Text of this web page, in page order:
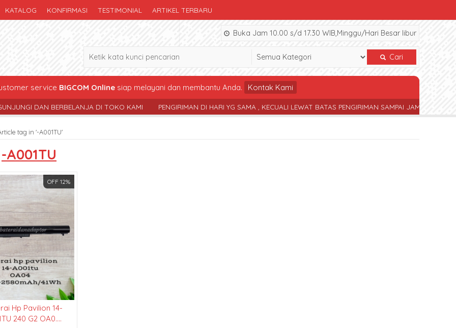
KATALOG KONFIRMASI TESTIMONIAL ARTIKEL TERBARU
Buka Jam 10.00 s/d 17.30 WIB,Minggu/Hari Besar libur
Cari
service BIGCOM Onlinesiap melayani dan membantu Anda. Kontak Kami
BERBELANJA DI TOKO KAMI PENGIRIMAN DI HARI YG SAMA , KECUALI LEWAT BATAS PENGIRIMAN SAMPAI JAM 17.30 WIB
tag in '-A001TU'
-A001TU
OFF 12%
Hp Pavilion 14-
240 G2 OA0....